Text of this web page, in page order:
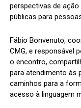
perspectivas de
públicas para
Fábio Bonvenuto,
CMG, e responsável
o encontro,
para atendimento às
caminhos para a
acesso à linguagem